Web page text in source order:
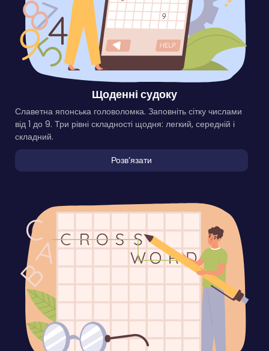
Щоденні судоку
Славетна японська головоломка. Заповніть сітку числами
від 1 до 9. Три рівні складності щодня: легкий, середній і
складний.
Розвʼязати